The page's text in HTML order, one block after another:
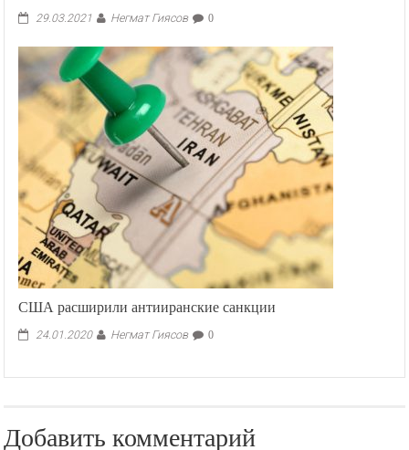
29.03.2021 Негмат Гиясов 0
США расширили антииранские санкции
24.01.2020 Негмат Гиясов 0
Добавить комментарий